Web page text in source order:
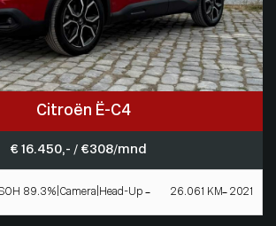
Citroën Ë-C4
€ 16.450,- / € 308/mnd
89.3%|Camera|Head-Up 26.061 KM 2021